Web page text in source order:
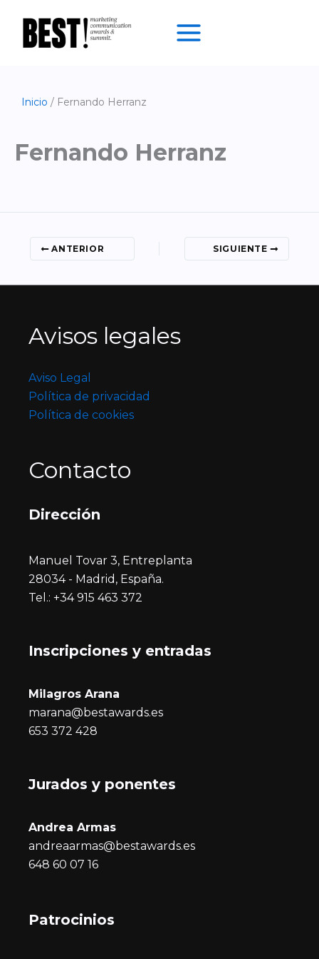
contenido
Inicio Fernando Herranz
Fernando Herranz
ANTERIOR SIGUIENTE
Avisos legales
Aviso Legal
Política de privacidad
Política de cookies
Contacto
Dirección
Manuel Tovar 3, Entreplanta
28034 - Madrid, España.
Tel.: +34 915 463 372
Inscripciones y entradas
Milagros Arana
marana@bestawards.es
653 372 428
Jurados y ponentes
Andrea Armas
andreaarmas@bestawards.es
648 60 07 16
Patrocinios